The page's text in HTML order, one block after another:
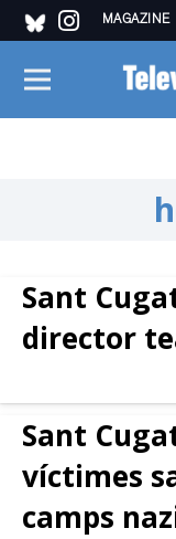
MAGAZINE
Sant
director
Sant
víctimes
camps